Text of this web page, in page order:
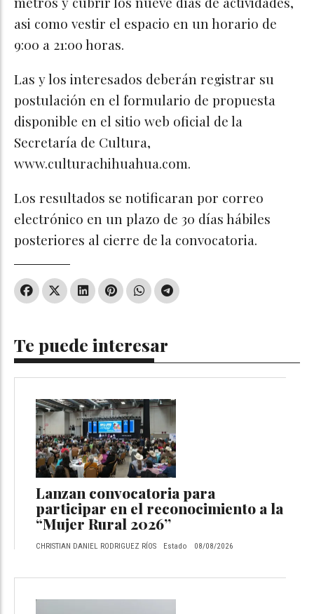
asi como vestir el espacio en un horario de
9:00 a 21:00 horas.
Las y los interesados deberán registrar su
postulación en el formulario de propuesta
disponible en el sitio web oficial de la
Secretaría de Cultura,
www.culturachihuahua.com.
Los resultados se notificaran por correo
electrónico en un plazo de 30 días hábiles
posteriores al cierre de la convocatoria.
Te puede interesar
Lanzan convocatoria para
participar en el reconocimiento a la
“Mujer Rural 2026”
CHRISTIAN DANIEL RODRIGUEZ RÍOS Estado 08/08/2026